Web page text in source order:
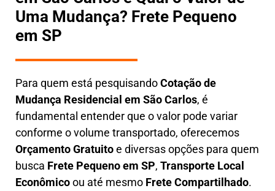
Uma Mudança? Frete Pequeno
em SP
Para quem está pesquisandoCotação de
Mudança Residencial em São Carlos, é
fundamental entender que o valor pode variar
conforme o volume transportado, oferecemos
Orçamento Gratuitoe diversas opções para quem
busca Frete Pequeno em SP, Transporte Local
Econômicoou até mesmo Frete Compartilhado.